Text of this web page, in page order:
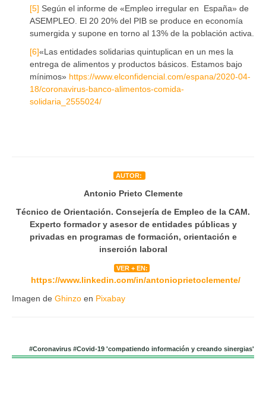
[5] Según el informe de «Empleo irregular en España» de
ASEMPLEO. El 20 20% del PIB se produce en economía
sumergida y supone en torno al 13% de la población activa.
[6]«Las entidades solidarias quintuplican en un mes la
entrega de alimentos y productos básicos. Estamos bajo
mínimos» https://www.elconfidencial.com/espana/2020-04-
18/coronavirus-banco-alimentos-comida-
solidaria_2555024/
AUTOR:
Antonio Prieto Clemente
Técnico de Orientación. Consejería de Empleo de la CAM.
Experto formador y asesor de entidades públicas y
privadas en programas de formación, orientación e
inserción laboral
VER + EN:
https://www.linkedin.com/in/antonioprietoclemente/
Imagen de Ghinzo en Pixabay
#Coronavirus #Covid-19 'compatiendo información y creando sinergias'